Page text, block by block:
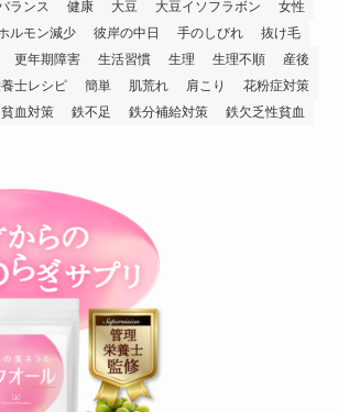
ランス 健康 大豆 大豆イソフラボン
女性
ルモン減少 彼岸の中日 手のしびれ
抜け毛
更年期障害 生活習慣 生理 生理不順
産後
士レシピ 簡単 肌荒れ 肩こり
花粉症対策
貧血対策 鉄不足 鉄分補給対策
鉄欠乏性貧血